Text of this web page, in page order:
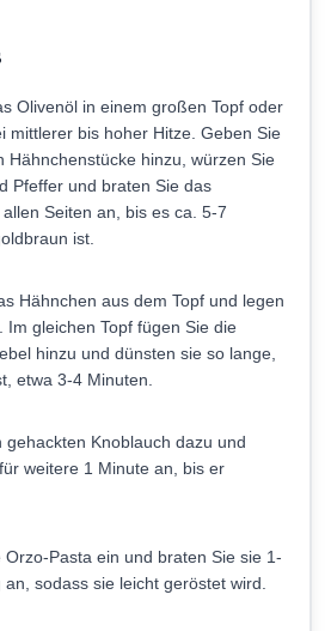
Olivenöl in einem großen Topf oder
mittlerer bis hoher Hitze. Geben Sie
Hähnchenstücke hinzu, würzen Sie
Pfeffer und braten Sie das
Seiten an, bis es ca. 5-7
ist.
Hähnchen aus dem Topf und legen
Im gleichen Topf fügen Sie die
hinzu und dünsten sie so lange,
etwa 3-4 Minuten.
gehackten Knoblauch dazu und
weitere 1 Minute an, bis er
Orzo-Pasta ein und braten Sie sie 1-
sodass sie leicht geröstet wird.